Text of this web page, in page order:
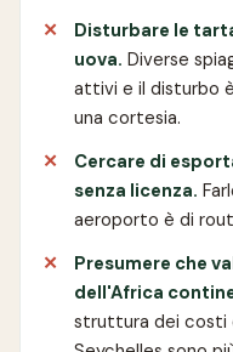
Disturbare le
uova. Diverse
attivi e il disturbo
una cortesia.
Cercare di
senza licenza.
aeroporto è di
Presumere che
dell'Africa
struttura dei costi